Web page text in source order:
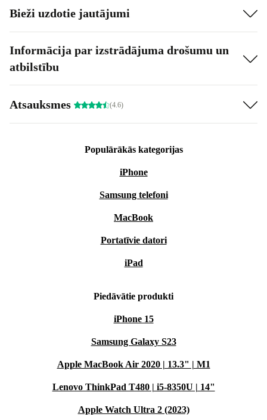
Bieži uzdotie jautājumi
Informācija par izstrādājuma drošumu un
atbilstību
Atsauksmes (4.6)
Populārākās kategorijas
iPhone
Samsung telefoni
MacBook
Portatīvie datori
iPad
Piedāvātie produkti
iPhone 15
Samsung Galaxy S23
Apple MacBook Air 2020 | 13.3" | M1
Lenovo ThinkPad T480 | i5-8350U | 14"
Apple Watch Ultra 2 (2023)